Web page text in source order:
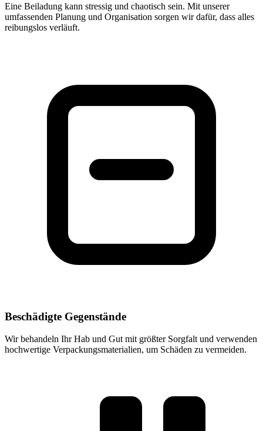
Eine Beiladung kann stressig und chaotisch sein. Mit unserer
umfassenden Planung und Organisation sorgen wir dafür, dass alles
reibungslos verläuft.
Beschädigte Gegenstände
Wir behandeln Ihr Hab und Gut mit größter Sorgfalt und verwenden
hochwertige Verpackungsmaterialien, um Schäden zu vermeiden.